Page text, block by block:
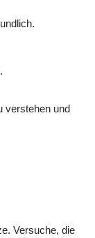
.
verstehen und
Versuche, die